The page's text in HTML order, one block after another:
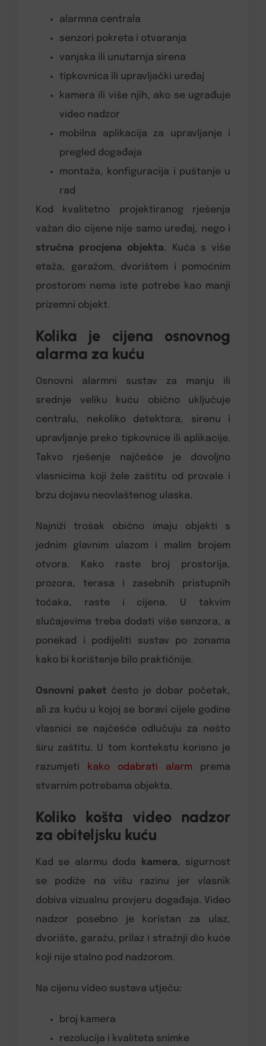
alarmna centrala
senzori pokreta i otvaranja
vanjska ili unutarnja sirena
tipkovnica ili upravljački uređaj
kamera ili više njih, ako se ugrađuje
video nadzor
mobilna aplikacija za upravljanje i
pregled događaja
montaža, konfiguracija i puštanje u
rad
Kod kvalitetno projektiranog rješenja
važan dio cijene nije samo uređaj, nego i
stručna procjena objekta. Kuća s više
etaža, garažom, dvorištem i pomoćnim
prostorom nema iste potrebe kao manji
prizemni objekt.
Kolika je cijena osnovnog
alarma za kuću
Osnovni alarmni sustav za manju ili
srednje veliku kuću obično uključuje
centralu, nekoliko detektora, sirenu i
upravljanje preko tipkovnice ili aplikacije.
Takvo rješenje najčešće je dovoljno
vlasnicima koji žele zaštitu od provale i
brzu dojavu neovlaštenog ulaska.
Najniži trošak obično imaju objekti s
jednim glavnim ulazom i malim brojem
otvora. Kako raste broj prostorija,
prozora, terasa i zasebnih pristupnih
točaka, raste i cijena. U takvim
slučajevima treba dodati više senzora, a
ponekad i podijeliti sustav po zonama
kako bi korištenje bilo praktičnije.
Osnovni paket često je dobar početak,
ali za kuću u kojoj se boravi cijele godine
vlasnici se najčešće odlučuju za nešto
širu zaštitu. U tom kontekstu korisno je
razumjeti
kako odabrati alarm prema
stvarnim potrebama objekta.
Koliko košta video nadzor
za obiteljsku kuću
Kad se alarmu doda kamera, sigurnost
se podiže na višu razinu jer vlasnik
dobiva vizualnu provjeru događaja. Video
nadzor posebno je koristan za ulaz,
dvorište, garažu, prilaz i stražnji dio kuće
koji nije stalno pod nadzorom.
Na cijenu video sustava utječu:
broj kamera
rezolucija i kvaliteta snimke